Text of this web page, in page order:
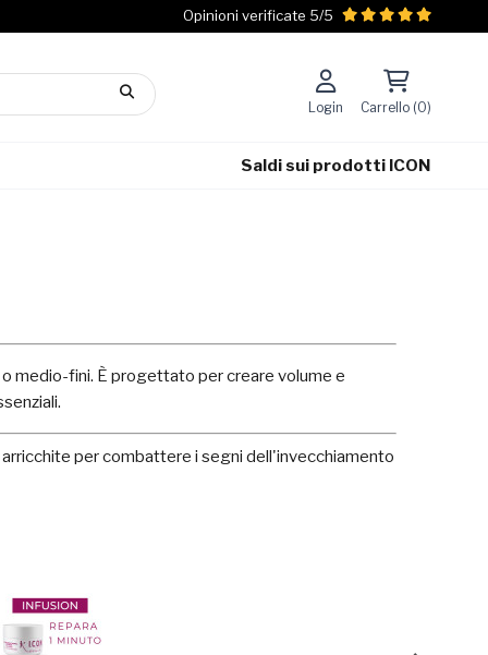
Opinioni verificate 5/5
Login Carrello (0)
Saldi sui prodotti ICON
medio-fini. È progettato per creare volume e
per combattere i segni dell'invecchiamento